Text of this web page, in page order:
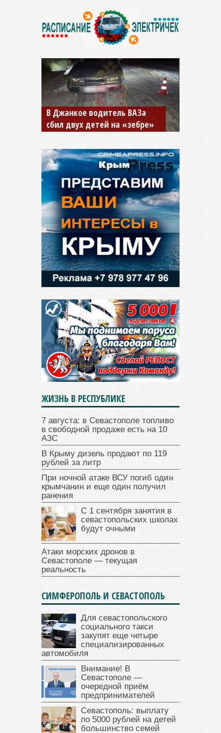
В Джанкое водитель ВАЗа
сбил двух детей на «зебре»
ЖИЗНЬ В РЕСПУБЛИКЕ
7 августа: в Севастополе топливо
в свободной продаже есть на 10
АЗС
В Крыму дизель продают по 119
рублей за литр
При ночной атаке ВСУ погиб один
крымчанин и еще один получил
ранения
С 1 сентября занятия в
севастопольских школах
будут очными
Атаки морских дронов в
Севастополе — текущая
реальность
СИМФЕРОПОЛЬ И СЕВАСТОПОЛЬ
Для севастопольского
социального такси
закупят еще четыре
специализированных
автомобиля
Внимание! В
Севастополе —
очередной приём
предпринимателей
Севастополь: выплату
по 5000 рублей на детей
большинство семей